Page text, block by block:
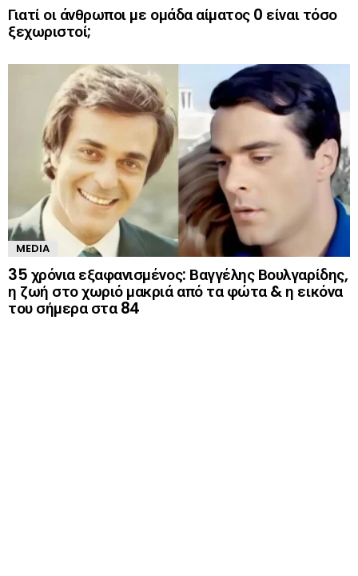
Γιατί οι άνθρωποι με ομάδα αίματος 0 είναι τόσο
ξεχωριστοί;
MEDIA
35 χρόνια εξαφανισμένος: Βαγγέλης Βουλγαρίδης,
η ζωή στο χωριό μακριά από τα φώτα & η εικόνα
του σήμερα στα 84